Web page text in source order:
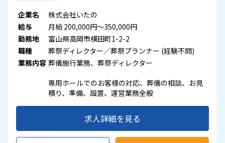
企業名
株式会社いたの
給与
月給 200,000円～350,000円
勤務地
富山県高岡市横田町1-2-2
職種
葬祭ディレクター／葬祭プランナー (経験不問)
業務内容 葬儀施行業務、葬祭ディレクター
専用ホールでのお客様の対応、葬儀の相談、お見
積り、準備、設置、運営業務全般
求人詳細を見る